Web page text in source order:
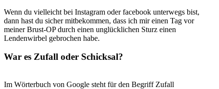
Wenn du vielleicht bei Instagram oder facebook unterwegs bist,
dann hast du sicher mitbekommen, dass ich mir einen Tag vor
meiner Brust-OP durch einen unglücklichen Sturz einen
Lendenwirbel gebrochen habe.
War es Zufall oder Schicksal?
Im Wörterbuch von Google steht für den Begriff Zufall